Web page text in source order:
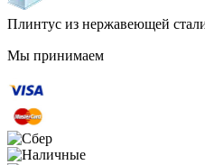
Плинтус из нержавеющей
Мы принимаем